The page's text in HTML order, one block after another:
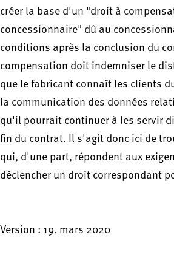
créer la base d'un "droit à
concessionnaire" dû au
conditions après la conclusion du
compensation doit indemniser le
que le fabricant connaît les clients
la communication des données
qu'il pourrait continuer à les servir
fin du contrat. Il s'agit donc ici de
qui, d'une part, répondent aux
déclencher un droit correspondant
Version : 19. mars 2020